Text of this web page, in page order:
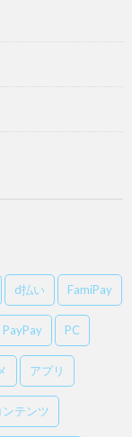
d払い FamiPay
PayPay PC
アプリ
ンテンツ